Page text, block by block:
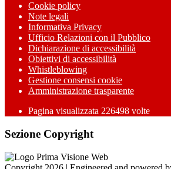
Cookie policy
Note legali
Informativa Privacy
Ufficio Relazioni con il Pubblico
Dichiarazione di accessibilità
Obiettivi di accessibilità
Whistleblowing
Gestione consensi cookie
Amministrazione trasparente
Pagina visualizzata 226498 volte
Sezione Copyright